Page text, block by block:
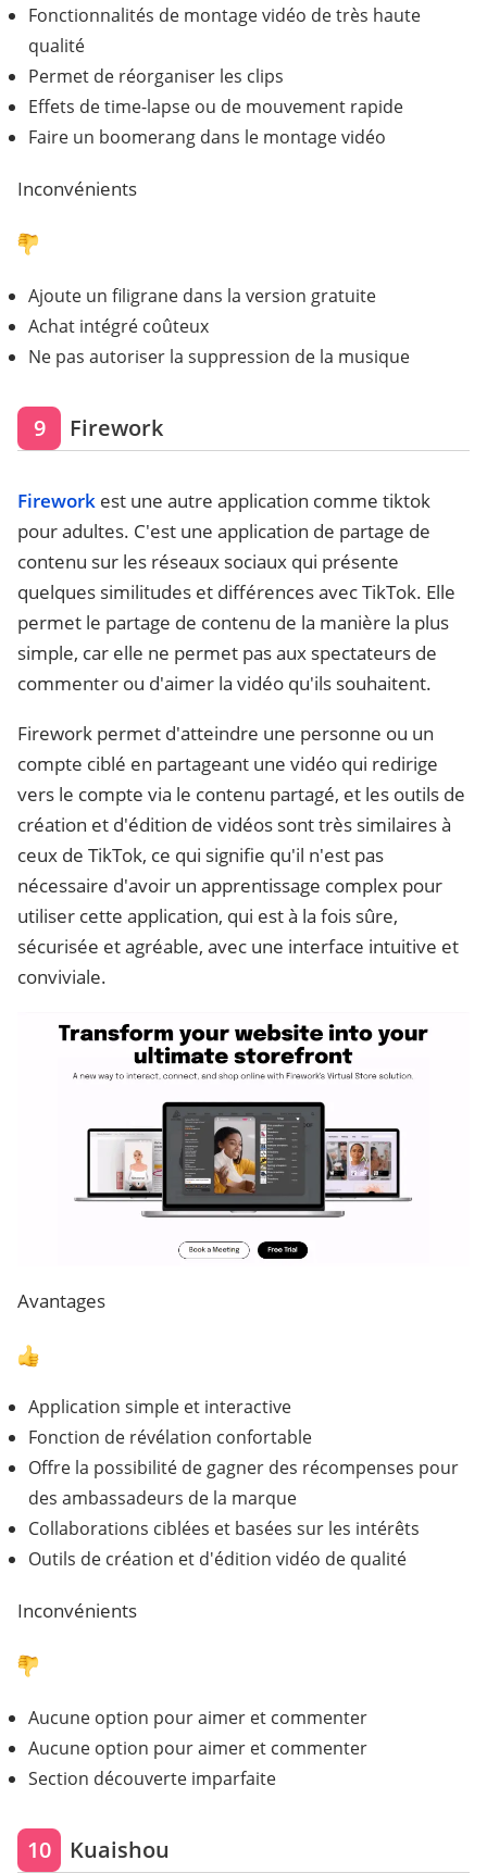
Fonctionnalités de montage vidéo de très haute
qualité
Permet de réorganiser les clips
Effets de time-lapse ou de mouvement rapide
Faire un boomerang dans le montage vidéo
Inconvénients
Ajoute un filigrane dans la version gratuite
Achat intégré coûteux
Ne pas autoriser la suppression de la musique
9 Firework
Firework est une autre application comme tiktok
pour adultes. C'est une application de partage de
contenu sur les réseaux sociaux qui présente
quelques similitudes et différences avec TikTok. Elle
permet le partage de contenu de la manière la plus
simple, car elle ne permet pas aux spectateurs de
commenter ou d'aimer la vidéo qu'ils souhaitent.
Firework permet d'atteindre une personne ou un
compte ciblé en partageant une vidéo qui redirige
vers le compte via le contenu partagé, et les outils de
création et d'édition de vidéos sont très similaires à
ceux de TikTok, ce qui signifie qu'il n'est pas
nécessaire d'avoir un apprentissage complex pour
utiliser cette application, qui est à la fois sûre,
sécurisée et agréable, avec une interface intuitive et
conviviale.
Avantages
Application simple et interactive
Fonction de révélation confortable
Offre la possibilité de gagner des récompenses pour
des ambassadeurs de la marque
Collaborations ciblées et basées sur les intérêts
Outils de création et d'édition vidéo de qualité
Inconvénients
Aucune option pour aimer et commenter
Aucune option pour aimer et commenter
Section découverte imparfaite
10 Kuaishou